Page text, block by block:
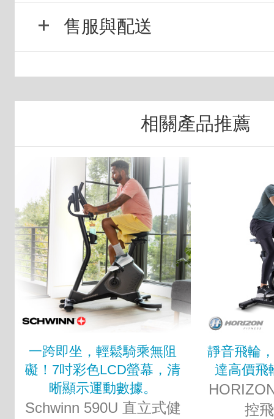
售服與配送
相關產品推薦
一跨即坐，輕鬆騎乘無阻
礙！7吋彩色LCD螢幕，清
晰顯示運動數據。
Schwinn 590U 直立式健
靜音飛輪
達高價飛
控